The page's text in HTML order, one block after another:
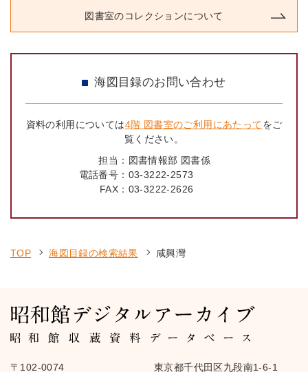
図書室のコレクションについて
海図目録のお問い合わせ
資料の利用については4階 図書室のご利用にあたってをご
覧ください。
担当： 図書情報部 図書係
電話番号： 03-3222-2573
FAX： 03-3222-2626
TOP 海図目録の検索結果 咸興灣
〒102-0074 東京都千代田区九段南1-6-1